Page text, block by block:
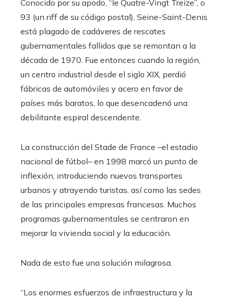
Conocido por su apodo, “le Quatre-Vingt Treize”, o
93 (un riff de su código postal), Seine-Saint-Denis
está plagado de cadáveres de rescates
gubernamentales fallidos que se remontan a la
década de 1970. Fue entonces cuando la región,
un centro industrial desde el siglo XIX, perdió
fábricas de automóviles y acero en favor de
países más baratos, lo que desencadenó una
debilitante espiral descendente.
La construcción del Stade de France –el estadio
nacional de fútbol– en 1998 marcó un punto de
inflexión, introduciendo nuevos transportes
urbanos y atrayendo turistas, así como las sedes
de las principales empresas francesas. Muchos
programas gubernamentales se centraron en
mejorar la vivienda social y la educación.
Nada de esto fue una solución milagrosa.
“Los enormes esfuerzos de infraestructura y la